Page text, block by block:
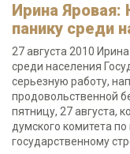
Ирина Яровая:
панику среди
27 августа 2010
среди населения
серьезную работу,
продовольственной
пятницу, 27 августа,
думского комитета
государственному